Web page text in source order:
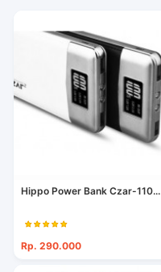
Hippo Power Bank Czar-110...
Rp. 290.000